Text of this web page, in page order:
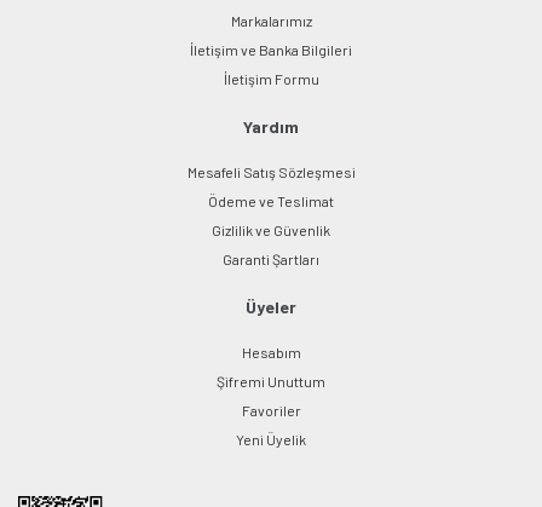
Gönder
Markalarımız
İletişim ve Banka Bilgileri
İletişim Formu
Yardım
Mesafeli Satış Sözleşmesi
Ödeme ve Teslimat
Gizlilik ve Güvenlik
Garanti Şartları
Üyeler
Hesabım
Şifremi Unuttum
Favoriler
Yeni Üyelik